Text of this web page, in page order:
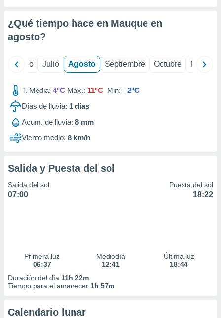
e
mediante
publicidad
publicidad
de
1199
¿Qué tiempo hace en Mauque en
agosto?
Junio Julio Agosto Septiembre Octubre
T. Media: 4°C Max.: 11°C Min: -2°C
Días de lluvia: 1 días
Acum. de lluvia: 8 mm
Viento medio: 8 km/h
Salida y Puesta del sol
Salida del sol
07:00
Puesta del sol
18:22
Primera luz
06:37
Mediodía
12:41
Última luz
18:44
Duración del día 11h 22m
Tiempo para el amanecer 1h 57m
Calendario lunar